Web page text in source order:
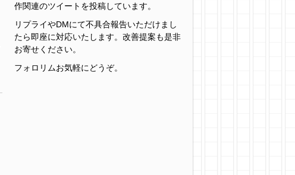
作関連のツイートを投稿しています。
リプライやDMにて不具合報告いただけまし
たら即座に対応いたします。改善提案も是非
お寄せください。
フォロリムお気軽にどうぞ。